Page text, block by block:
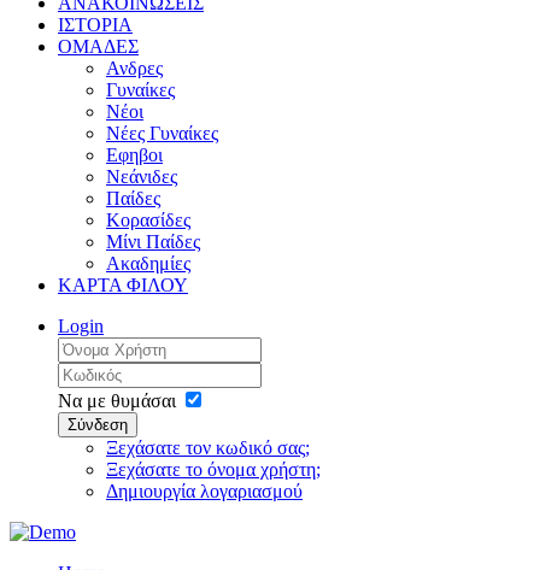
ΙΣΤΟΡΙΑ
ΟΜΑΔΕΣ
Ανδρες
Γυναίκες
Νέοι
Νέες Γυναίκες
Εφηβοι
Νεάνιδες
Παίδες
Κορασίδες
Μίνι Παίδες
Ακαδημίες
ΚΑΡΤΑ ΦΙΛΟΥ
Login
Να με θυμάσαι
Σύνδεση
Ξεχάσατε τον κωδικό σας;
Ξεχάσατε το όνομα χρήστη;
Δημιουργία λογαριασμού